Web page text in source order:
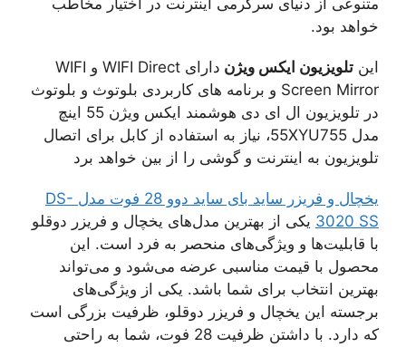
متنوعی از دنیای سرگرمی اینترنت در اختیار مخاطب
خواهد بود.
این تلویزیون ایکس ویژن
دارای WIFI Direct و WIFI
Screen Mirror و برنامه های کاربردی بلوتوث و بلوتوث
در تلویزیون ال ای دی هوشمند ايکس ويژن 55 اينچ
مدل 55XYU755، نیاز به استفاده از کابل برای اتصال
تلویزیون به اینترنت و گوشی را از بین خواهد برد
یخچال و فریزر ساید بای ساید دوو 28 فوت مدل DS-
3020 SS یکی از بهترین مدل‌های یخچال و فریزر دوقلو
با قابلیت‌ها و ویژگی‌های منحصر به فرد است. این
محصول با قیمت مناسبی عرضه می‌شود و می‌تواند
بهترین انتخاب برای شما باشد. یکی از ویژگی‌های
برجسته این یخچال و فریزر دوقلو، ظرفیت بزرگی است
که دارد. با داشتن ظرفیت 28 فوت، شما به راحتی